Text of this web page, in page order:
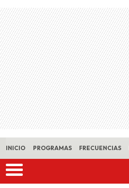
Skip to main content
INICIO PROGRAMAS FRECUENCIAS